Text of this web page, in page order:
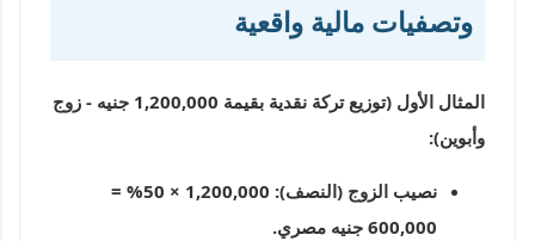
وتصفيات مالية واقعية
المثال الأول (توزيع تركة نقدية بقيمة 1,200,000 جنيه - زوج
وأبوين):
نصيب الزوج (النصف):
1,200,000 × 50% =
600,000 جنيه مصري.